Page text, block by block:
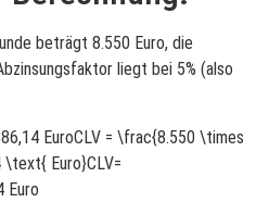
beträgt 8.550 Euro, die
liegt bei 5% (also
EuroCLV = \frac{8.550 \times
Euro}CLV=
Euro